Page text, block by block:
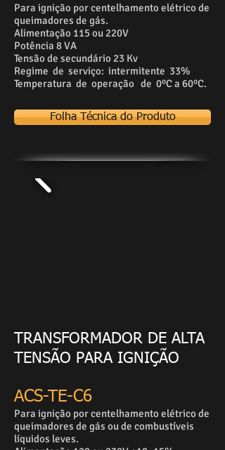
Para ignição por centelhamento elétrico de
queimadores de gás.
Alimentação 115 ou 220V
Potência 8 VA
Tensão de secundário 23 Kv
Regime de serviço: intermitente 33%
Temperatura de operação de 0ºCa 60ºC.
Folha Técnica do Produto
TRANSFORMADOR DE ALTA
TENSÃO PARA IGNIÇÃO
ACS-TE-C6
Para ignição por centelhamento elétrico de
queimadores de gás ou de combustíveis
líquidos leves.